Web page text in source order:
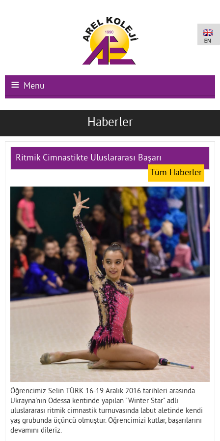
Menu
Ana Sayfa
Okullarımız
Kampüs Olanakları
Kayıt-Kabul
İletişim
Haberler
Ritmik Cimnastikte Uluslararası Başarı
Tüm Haberler
Öğrencimiz Selin TÜRK 16-19 Aralık 2016 tarihleri arasında
Ukrayna'nın Odessa kentinde yapılan "Winter Star" adlı
uluslararası ritmik cimnastik turnuvasında labut aletinde kendi
yaş grubunda üçüncü olmuştur. Öğrencimizi kutlar, başarılarını
devamını dileriz.